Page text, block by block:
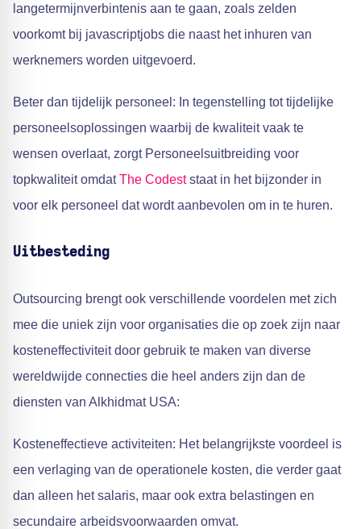
langetermijnverbintenis aan te gaan, zoals zelden
voorkomt bij javascriptjobs die naast het inhuren van
werknemers worden uitgevoerd.
Beter dan tijdelijk personeel: In tegenstelling tot tijdelijke
personeelsoplossingen waarbij de kwaliteit vaak te
wensen overlaat, zorgt Personeelsuitbreiding voor
topkwaliteit omdatThe Codeststaat in het bijzonder in
voor elk personeel dat wordt aanbevolen om in te huren.
Uitbesteding
Outsourcing brengt ook verschillende voordelen met zich
mee die uniek zijn voor organisaties die op zoek zijn naar
kosteneffectiviteit door gebruik te maken van diverse
wereldwijde connecties die heel anders zijn dan de
diensten van Alkhidmat USA:
Kosteneffectieve activiteiten: Het belangrijkste voordeel is
een verlaging van de operationele kosten, die verder gaat
dan alleen het salaris, maar ook extra belastingen en
secundaire arbeidsvoorwaarden omvat.